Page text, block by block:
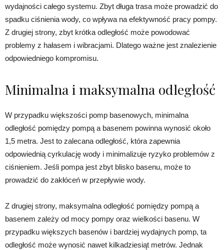
wydajności całego systemu. Zbyt długa trasa może prowadzić do
spadku ciśnienia wody, co wpływa na efektywność pracy pompy.
Z drugiej strony, zbyt krótka odległość może powodować
problemy z hałasem i wibracjami. Dlatego ważne jest znalezienie
odpowiedniego kompromisu.
Minimalna i maksymalna odległość
W przypadku większości pomp basenowych, minimalna
odległość pomiędzy pompą a basenem powinna wynosić około
1,5 metra. Jest to zalecana odległość, która zapewnia
odpowiednią cyrkulację wody i minimalizuje ryzyko problemów z
ciśnieniem. Jeśli pompa jest zbyt blisko basenu, może to
prowadzić do zakłóceń w przepływie wody.
Z drugiej strony, maksymalna odległość pomiędzy pompą a
basenem zależy od mocy pompy oraz wielkości basenu. W
przypadku większych basenów i bardziej wydajnych pomp, ta
odległość może wynosić nawet kilkadziesiąt metrów. Jednak